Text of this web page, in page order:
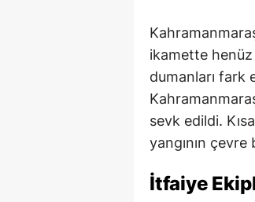
ikamette henüz
dumanları fark
sevk edildi.
yangının çevre
İtfaiye